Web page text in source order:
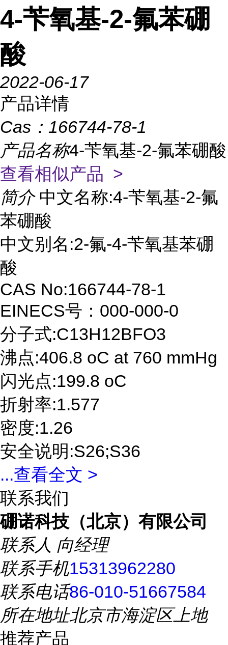
4-苄氧基-2-氟苯硼
酸
2022-06-17
产品详情
Cas： 166744-78-1
产品名称4-苄氧基-2-氟苯硼酸
查看相似产品 >
简介 中文名称:4-苄氧基-2-氟
苯硼酸
中文别名:2-氟-4-苄氧基苯硼
酸
CAS No:166744-78-1
EINECS号：000-000-0
分子式:C13H12BFO3
沸点:406.8 oC at 760 mmHg
闪光点:199.8 oC
折射率:1.577
密度:1.26
安全说明:S26;S36
...查看全文 >
联系我们
硼诺科技（北京）有限公司
联系人 向经理
联系手机15313962280
联系电话86-010-51667584
所在地址北京市海淀区上地
推荐产品